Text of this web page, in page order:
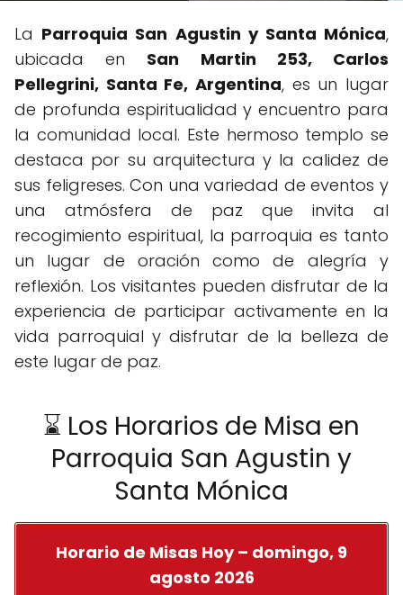
La Parroquia San Agustin y Santa Mónica,
ubicada en San Martin 253, Carlos
Pellegrini, Santa Fe, Argentina, es un lugar
de profunda espiritualidad y encuentro para
la comunidad local. Este hermoso templo se
destaca por su arquitectura y la calidez de
sus feligreses. Con una variedad de eventos y
una atmósfera de paz que invita al
recogimiento espiritual, la parroquia es tanto
un lugar de oración como de alegría y
reflexión. Los visitantes pueden disfrutar de la
experiencia de participar activamente en la
vida parroquial y disfrutar de la belleza de
este lugar de paz.
⌛ Los Horarios de Misa en
Parroquia San Agustin y
Santa Mónica
Horario de Misas Hoy – domingo, 9
agosto 2026